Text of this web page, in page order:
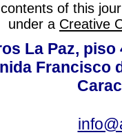
of this
under a Creative
La Paz,
Francisco